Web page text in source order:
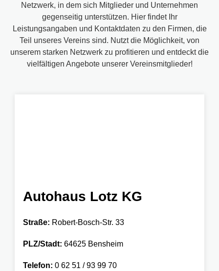
Netzwerk, in dem sich Mitglieder und Unternehmen
gegenseitig unterstützen. Hier findet Ihr
Leistungsangaben und Kontaktdaten zu den Firmen, die
Teil unseres Vereins sind. Nutzt die Möglichkeit, von
unserem starken Netzwerk zu profitieren und entdeckt die
vielfältigen Angebote unserer Vereinsmitglieder!
Autohaus Lotz KG
Straße: Robert-Bosch-Str. 33
PLZ/Stadt: 64625 Bensheim
Telefon: 0 62 51 / 93 99 70